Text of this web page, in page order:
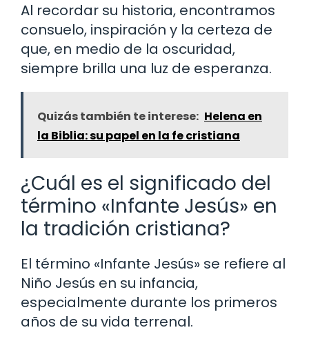
Al recordar su historia, encontramos
consuelo, inspiración y la certeza de
que, en medio de la oscuridad,
siempre brilla una luz de esperanza.
Quizás también te interese: Helena en
la Biblia: su papel en la fe cristiana
¿Cuál es el significado del
término «Infante Jesús» en
la tradición cristiana?
El término «Infante Jesús» se refiere al
Niño Jesús en su infancia,
especialmente durante los primeros
años de su vida terrenal.